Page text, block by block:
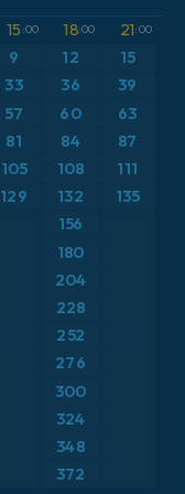
15 :00 18:00 21:00
9 12
15
33 36 39
57 60 63
81 84
87
105 108 111
129 132 135
156
180
204
228
252
276
300
324
348
372